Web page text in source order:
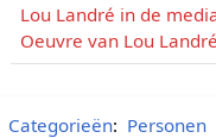
Lou Landré in de
Oeuvre van Lou Landré
Categorieën: Personen